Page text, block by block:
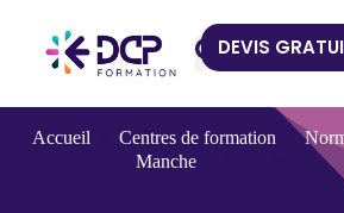
DEVIS
Accueil Centres de formation
Manche